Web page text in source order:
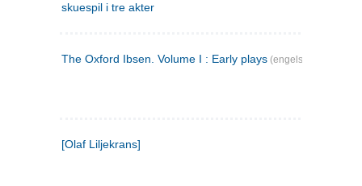
skuespil i tre akter
The Oxford Ibsen. Volume I : Early plays (engelsk)
[Olaf Liljekrans]